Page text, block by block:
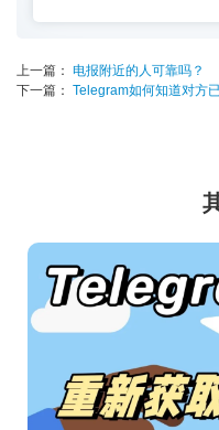
上一篇： 电报附近的人可靠吗？
下一篇： Telegram如何知道对方